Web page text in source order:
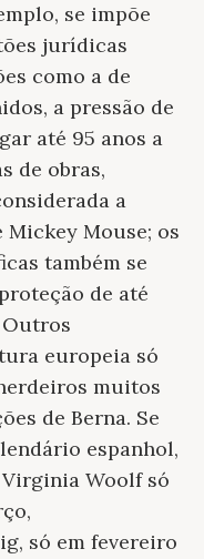
se impõe
jurídicas
como a de
a pressão de
até 95 anos a
de obras,
a
Mouse; os
também se
de até
europeia só
muitos
de Berna. Se
espanhol,
Virginia Woolf só
só em fevereiro